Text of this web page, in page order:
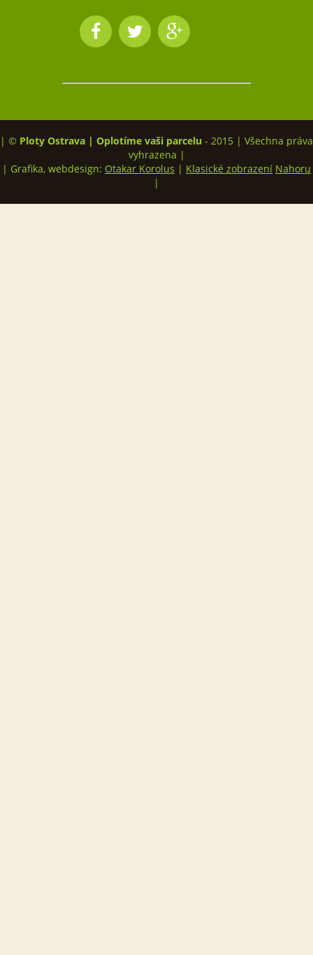
| © Ploty Ostrava | Oplotíme vaši parcelu - 2015 | Všechna práva
vyhrazena |
| Grafika, webdesign: Otakar Korolus | Klasické zobrazení Nahoru
|